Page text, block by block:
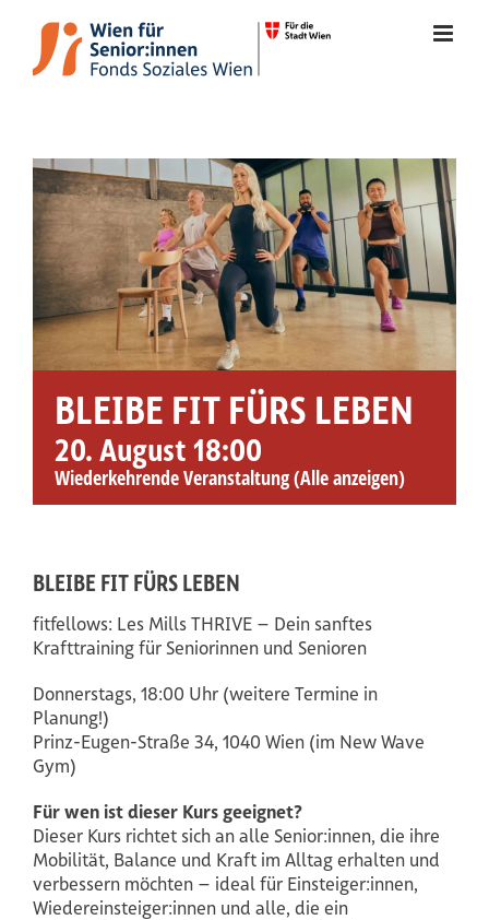
Inhalt
springen
Veranstaltung
BLEIBE FIT FÜRS LEBEN
20. August 18:00
Wiederkehrende Veranstaltung(Alle anzeigen)
BLEIBE FIT FÜRS LEBEN
fitfellows: Les Mills THRIVE – Dein sanftes
Krafttraining für Seniorinnen und Senioren
Donnerstags, 18:00 Uhr (weitere Termine in
Planung!)
Prinz-Eugen-Straße 34, 1040 Wien (im New Wave
Gym)
Für wen ist dieser Kurs geeignet?
Dieser Kurs richtet sich an alle Senior:innen, die ihre
Mobilität, Balance und Kraft im Alltag erhalten und
verbessern möchten – ideal für Einsteiger:innen,
Wiedereinsteiger:innen und alle, die ein